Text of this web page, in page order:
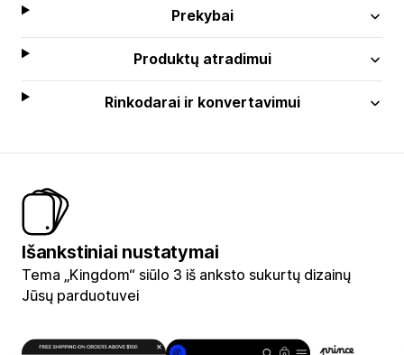
Prekybai
Produktų atradimui
Rinkodarai ir konvertavimui
Išankstiniai nustatymai
Tema „Kingdom“ siūlo 3 iš anksto sukurtų dizainų
Jūsų parduotuvei